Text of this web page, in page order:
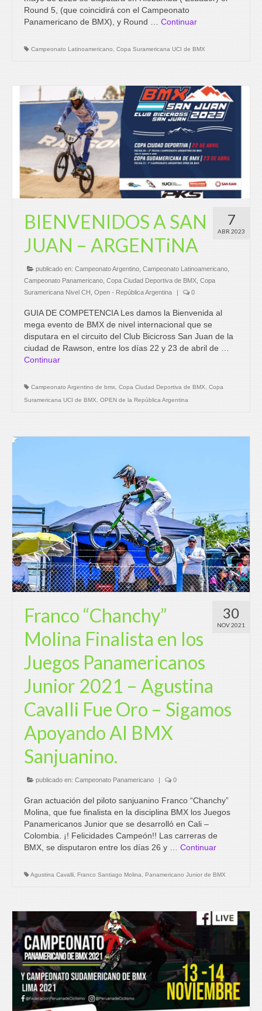
Round 5, (que coincidirá con el Campeonato
Panamericano de BMX), y Round … Continuar
Campeonato Latinoamericano Copa Suramericana UCI de BMX
7
ABR 2023
BIENVENIDOS A SAN
JUAN – ARGENTiNA
publicado en: Campeonato Argentino Campeonato Latinoamericano
Campeonato Panamericano Copa Ciudad Deportiva de BMX Copa
Suramericana Nivel CH Open - República Argentina | 0
GUIA DE COMPETENCIA Les damos la Bienvenida al
mega evento de BMX de nivel internacional que se
disputara en el circuito del Club Bicicross San Juan de la
ciudad de Rawson, entre los días 22 y 23 de abril de …
Continuar
Campeonato Argentino de bmx Copa Ciudad Deportiva de BMX
Copa
Suramericana UCI de BMX
OPEN de la República Argentina
30
NOV 2021
Franco “Chanchy”
Molina Finalista en los
Juegos Panamericanos
Junior 2021 – Agustina
Cavalli Fue Oro – Sigamos
Apoyando Al BMX
Sanjuanino.
publicado en: Campeonato Panamericano | 0
Gran actuación del piloto sanjuanino Franco “Chanchy”
Molina, que fue finalista en la disciplina BMX los Juegos
Panamericanos Junior que se desarrolló en Cali –
Colombia. ¡! Felicidades Campeón!! Las carreras de
BMX, se disputaron entre los días 26 y … Continuar
Agustina Cavalli Franco Santiago Molina Panamericano Junior de BMX